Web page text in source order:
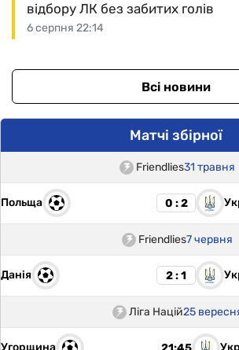
6 серпня 22:14
відбору ЛК без забитих голів
Всі новини
Матчі збірної
Friendlies31 травня
Польща 0 : 2
Friendlies7 червня
Данія 2 : 1
Ліга Націй25